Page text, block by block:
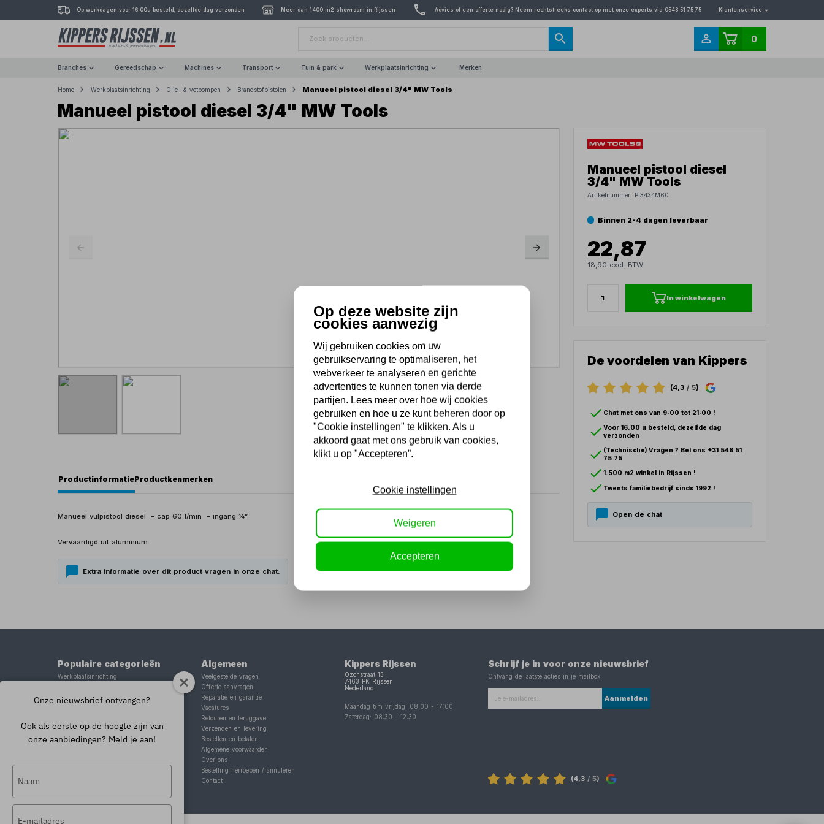
Op werkdagen voor 16.00u besteld, dezelfde dag verzonden Meer dan 1400 m2 showroom in Rijssen Advies of een offerte nodig? Neem rechtstreeks contact op met onze experts via 0548 51 75 75 Klantenservice
0
Branches Gereedschap Machines Transport Tuin & park Werkplaatsinrichting Merken
Home Werkplaatsinrichting Olie- & vetpompen Brandstofpistolen Manueel pistool diesel 3/4" MW Tools
Manueel pistool diesel 3/4" MW Tools
ProductinformatieProductkenmerken
Manueel vulpistool diesel - cap 60 l/min - ingang ¾”
Vervaardigd uit aluminium.
Extra informatie over dit product vragen in onze chat.
Manueel pistool diesel
3/4" MW Tools
Artikelnummer: PI3434M60
Binnen 2-4 dagen leverbaar
22,87
18,90 excl. BTW
In winkelwagen
De voordelen van Kippers
(4,3/ 5)
Chat met ons van 9:00 tot 21:00 !
Voor 16.00 u besteld, dezelfde dag
verzonden
(Technische) Vragen ? Bel ons +31 548 51
75 75
1.500 m2 winkel in Rijssen !
Twents familiebedrijf sinds 1992 !
Open de chat
Populaire categorieën
Werkplaatsinrichting
Tig lasapparaat
Motorlift
Schaarlift
Algemeen
Veelgestelde vragen
Offerte aanvragen
Reparatie en garantie
Vacatures
Retouren en teruggave
Verzenden en levering
Bestellen en betalen
Algemene voorwaarden
Over ons
Bestelling herroepen / annuleren
Contact
Kippers Rijssen
Ozonstraat 13
7463 PK
Rijssen
Nederland
Maandag t/m vrijdag: 08:00 -17:00
Zaterdag: 08:30 -12:30
Schrijf je in voor onze nieuwsbrief
Ontvang de laatste acties in je mailbox
Aanmelden
(4,3 / 5)
Onze nieuwsbrief ontvangen?
Ook als eerste op de hoogte zijn van
onze aanbiedingen? Meld je aan!
naam
Op deze website zijn
cookies aanwezig
Wij gebruiken cookies om uw
gebruikservaring te optimaliseren, het
webverkeer te analyseren en gerichte
advertenties te kunnen tonen via derde
partijen. Lees meer over hoe wij cookies
gebruiken en hoe u ze kunt beheren door op
"Cookie instellingen" te klikken. Als u
akkoord gaat met ons gebruik van cookies,
klikt u op "Accepteren”.
Cookie instellingen
Weigeren
Accepteren